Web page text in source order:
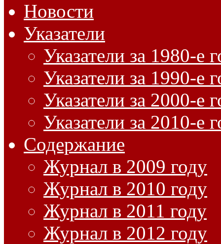
Новости
Указатели
Указатели за 1980-е
Указатели за 1990-е
Указатели за 2000-е
Указатели за 2010-е
Содержание
Журнал в 2009 году
Журнал в 2010 году
Журнал в 2011 году
Журнал в 2012 году